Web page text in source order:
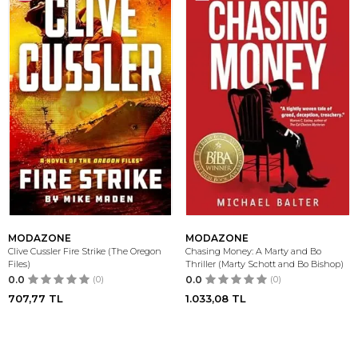
MODAZONE
Clive Cussler Fire Strike (The Oregon
Files)
0.0 (0)
707,77 TL
MODAZONE
Chasing Money: A Marty and Bo
Thriller (Marty Schott and Bo Bishop)
0.0 (0)
1.033,08 TL